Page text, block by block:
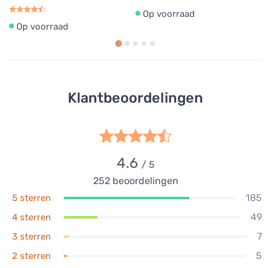
Op voorraad
Op voorraad
Klantbeoordelingen
4.6 / 5
252beoordelingen
5 sterren 185
4 sterren 49
3 sterren 7
2 sterren 5